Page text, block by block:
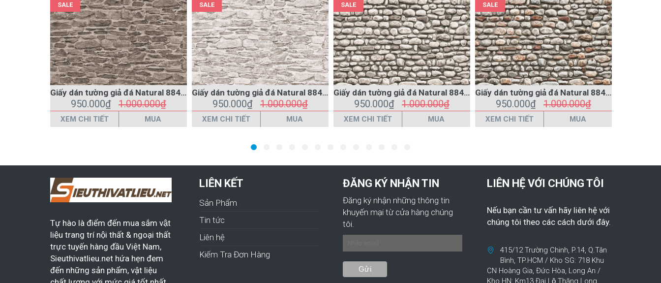
SALE
Giấy dán tường giả đá Natural 88434-2
950.000₫ 1.000.000₫
XEM CHI TIẾT MUA
SALE
Giấy dán tường giả đá Natural 88434-1
950.000₫ 1.000.000₫
XEM CHI TIẾT MUA
SALE
Giấy dán tường giả đá Natural 88430-2
950.000₫ 1.000.000₫
XEM CHI TIẾT MUA
SALE
Giấy dán tường giả đá Natural 88430-1
950.000₫ 1.000.000₫
XEM CHI TIẾT MUA
Tự hào là điểm đến mua sắm vật
liệu trang trí nội thất & ngoại thất
trực tuyến hàng đầu Việt Nam,
Sieuthivatlieu.net hứa hẹn đem
đến những sản phẩm, vật liệu
LIÊN KẾT
Sản Phẩm
Tin tức
Liên hệ
Kiếm Tra Đơn Hàng
ĐĂNG KÝ NHẬN TIN
Đăng ký nhận những thông tin
khuyến mại từ cửa hàng chúng
tôi.
LIÊN HỆ VỚI CHÚNG TÔI
Nếu bạn cần tư vấn hãy liên hệ với
chúng tôi theo các cách dưới đây.
415/12 Trường Chinh, P.14, Q.Tân
Bình, TP.HCM / Kho SG: 718 Khu
CN Hoàng Gia, Đức Hòa, Long An /